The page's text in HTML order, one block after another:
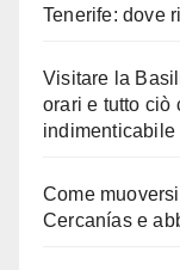
Tenerife: dove
Visitare la
orari e tutto ciò
indimenticabile
Come
Cercanías e